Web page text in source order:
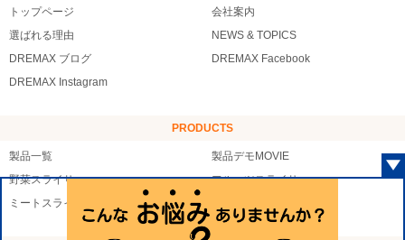
トップページ
会社案内
選ばれる理由
NEWS & TOPICS
DREMAX ブログ
DREMAX Facebook
DREMAX Instagram
PRODUCTS
製品一覧
製品デモMOVIE
野菜スライサー
フルーツスライサー
ミートスライサー